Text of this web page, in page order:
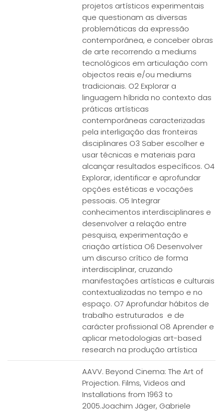
projetos artísticos experimentais
que questionam as diversas
problemáticas da expressão
contemporânea, e conceber obras
de arte recorrendo a mediums
tecnológicos em articulação com
objectos reais e/ou mediums
tradicionais. O2 Explorar a
linguagem híbrida no contexto das
práticas artísticas
contemporâneas caracterizadas
pela interligação das fronteiras
disciplinares O3 Saber escolher e
usar técnicas e materiais para
alcançar resultados específicos. O4
Explorar, identificar e aprofundar
opções estéticas e vocações
pessoais. O5 Integrar
conhecimentos interdisciplinares e
desenvolver a relação entre
pesquisa, experimentação e
criação artística O6 Desenvolver
um discurso crítico de forma
interdisciplinar, cruzando
manifestações artísticas e culturais
contextualizadas no tempo e no
espaço. O7 Aprofundar hábitos de
trabalho estruturados e de
carácter profissional O8 Aprender e
aplicar metodologias art-based
research na produção artística
AAVV. Beyond Cinema: The Art of
Projection. Films, Videos and
Installations from 1963 to
2005.Joachim Jäger, Gabriele